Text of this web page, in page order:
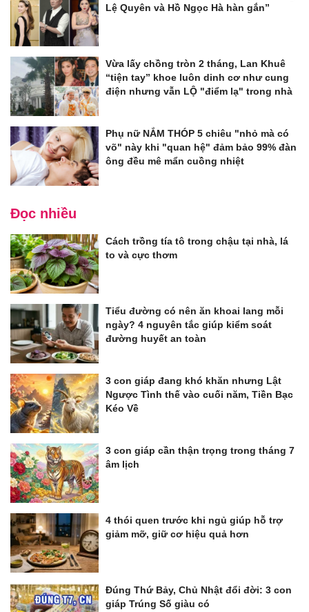
Lệ Quyên và Hồ Ngọc Hà hàn gắn”
Vừa lấy chồng tròn 2 tháng, Lan Khuê
“tiện tay” khoe luôn dinh cơ như cung
điện nhưng vẫn LỘ "điểm lạ" trong nhà
Phụ nữ NẮM THÓP 5 chiêu "nhỏ mà có
võ" này khi "quan hệ" đảm bảo 99% đàn
ông đều mê mẩn cuồng nhiệt
Đọc nhiều
Cách trồng tía tô trong chậu tại nhà, lá
to và cực thơm
Tiểu đường có nên ăn khoai lang mỗi
ngày? 4 nguyên tắc giúp kiểm soát
đường huyết an toàn
3 con giáp đang khó khăn nhưng Lật
Ngược Tình thế vào cuối năm, Tiền Bạc
Kéo Về
3 con giáp cần thận trọng trong tháng 7
âm lịch
4 thói quen trước khi ngủ giúp hỗ trợ
giảm mỡ, giữ cơ hiệu quả hơn
Đúng Thứ Bảy, Chủ Nhật đổi đời: 3 con
giáp Trúng Số giàu có